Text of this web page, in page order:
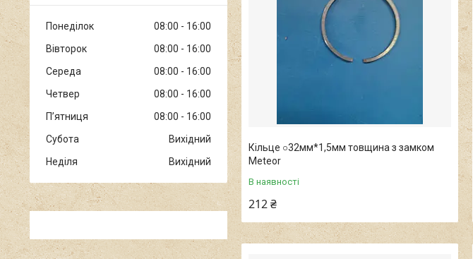
Кільце ○32мм*1,5мм товщина з замком
Meteor
В наявності
212 ₴
Понеділок 08:00
16:00
Вівторок
08:00
16:00
Середа
08:00
16:00
Четвер
08:00
16:00
Пʼятниця
08:00
16:00
Субота
Вихідний
Неділя
Вихідний